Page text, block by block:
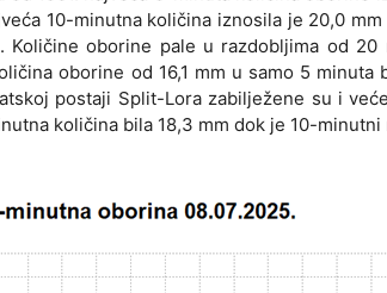
10-minutna količina iznosila je 20,0
oborine pale u razdobljima od 20
oborine od 16,1 mm u samo 5 minuta
postaji Split-Lora zabilježene su i
količina bila 18,3 mm dok je 10-minutni